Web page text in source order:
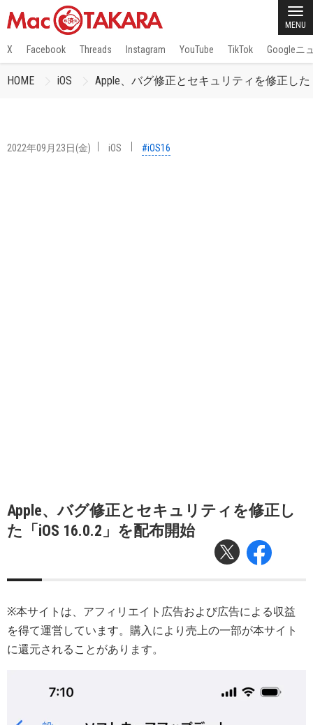
MENU
X Facebook Threads Instagram YouTube TikTok Googleニ
HOME iOS Apple、バグ修正とセキュリティを修正した
2022年09月23日(金) iOS #iOS16
Apple、バグ修正とセキュリティを修正し
た「iOS 16.0.2」を配布開始
※本サイトは、アフィリエイト広告および広告による収益
を得て運営しています。購入により売上の一部が本サイト
に還元されることがあります。